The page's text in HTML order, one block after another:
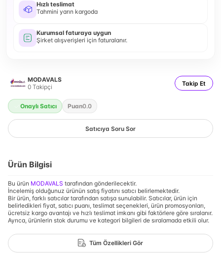
Hızlı teslimat
Tahmini yarın kargoda
Kurumsal faturaya uygun
Şirket alışverişleri için faturalanır.
MODAVALS
0 Takipçi Takip Et
Onaylı Satıcı Puan0.0
Satıcıya Soru Sor
Ürün Bilgisi
Bu ürün MODAVALS tarafından gönderilecektir.
İncelemiş olduğunuz ürünün satış fiyatını satıcı belirlemektedir.
Bir ürün, farklı satıcılar tarafından satışa sunulabilir. Satıcılar, ürün için
belirledikleri fiyat, satıcı puanı, teslimat seçenekleri, ürün promosyonları,
ücretsiz kargo avantajı ve hızlı teslimat imkanı gibi faktörlere göre sıralanır.
Ayrıca, ürünlerin stok durumu ve kategori bilgileri de sıralamada etkili olur.
Tüm Özellikleri Gör